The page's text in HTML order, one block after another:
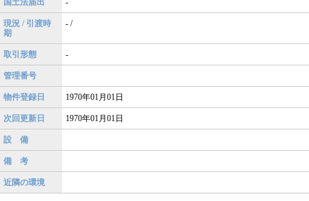
国土法届出 -
現況 / 引渡時
期
- /
取引形態 -
管理番号
物件登録日 1970年01月01日
次回更新日 1970年01月01日
設 備
備 考
近隣の環境